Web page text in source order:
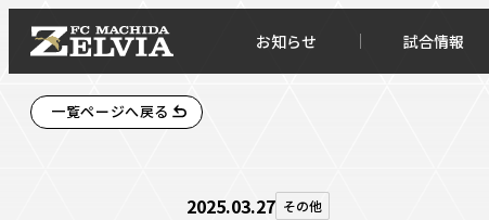
お知らせ 試合情報
一覧ページへ戻る
2025.03.27 その他